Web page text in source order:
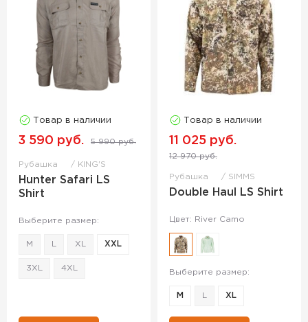
Товар в наличии
3 590 руб. 5 990 руб.
Рубашка KING'S
Hunter Safari LS
Shirt
Выберите размер:
M XL XXL
3XL 4XL
Товар в наличии
11 025 руб.
12 970 руб.
Рубашка SIMMS
Double Haul LS Shirt
Цвет: River Camo
Выберите размер:
M XL